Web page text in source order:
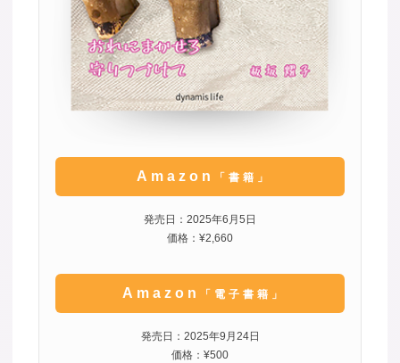
Amazon 「書籍」
発売日：2025年6月5日
価格：¥2,660
Amazon 「電子書籍」
発売日：2025年9月24日
価格：¥500